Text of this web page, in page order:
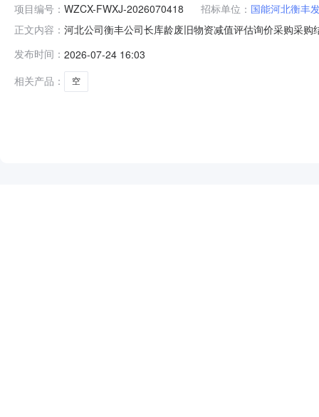
项目编号： WZCX-FWXJ-2026070418 招标单位： 国能河北衡丰
正文内容： 河北公司衡丰公司长库龄废旧物资减值评估询价采购采
理采购投诉。异议接收单位：国能诚信（北京）物资有
发布时间： 2026-07-24 16:03
相关产品：
空